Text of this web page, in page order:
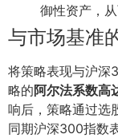
御性资产，
与市场基准
将策略表现与沪深
略的阿尔法系数高
响后，策略通过选
同期沪深300指数